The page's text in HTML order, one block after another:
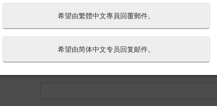
希望由繁體中文專員回覆郵件。
希望由简体中文专员回复邮件。